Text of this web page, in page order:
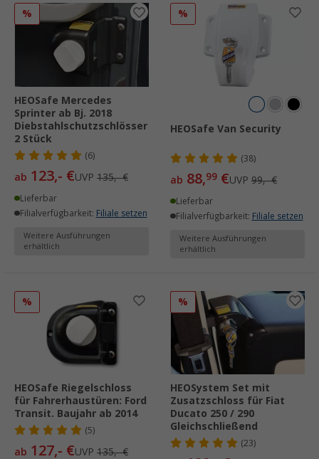
%
HEOSafe Mercedes
Sprinter ab Bj. 2018
Diebstahlschutzschlösser
2 Stück
(6)
ab 123,- €UVP 135,- €
Lieferbar
Filialverfügbarkeit: Filiale setzen
Weitere Ausführungen
erhältlich
%
HEOSafe Van Security
(38)
ab 88,99 €UVP 99,- €
Lieferbar
Filialverfügbarkeit: Filiale setzen
Weitere Ausführungen
erhältlich
%
HEOSafe Riegelschloss
für Fahrerhaustüren: Ford
Transit. Baujahr ab 2014
(5)
ab 127,- €UVP 135,- €
%
HEOSystem Set mit
Zusatzschloss für Fiat
Ducato 250 / 290
Gleichschließend
(23)